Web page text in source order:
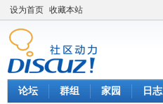
设为首页 收藏本站
论坛 群组 家园 日志